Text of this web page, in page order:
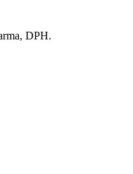
DPH.